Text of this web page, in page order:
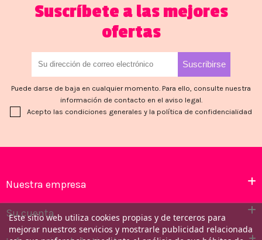
Suscríbete a las mejores
ofertas
Puede darse de baja en cualquier momento. Para ello, consulte nuestra
información de contacto en el aviso legal.
Acepto las condiciones generales y la política de confidencialidad
Nuestra empresa
Su cuenta
Este sitio web utiliza cookies propias y de terceros para
mejorar nuestros servicios y mostrarle publicidad relacionada